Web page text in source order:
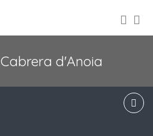
Cabrera d'Anoia